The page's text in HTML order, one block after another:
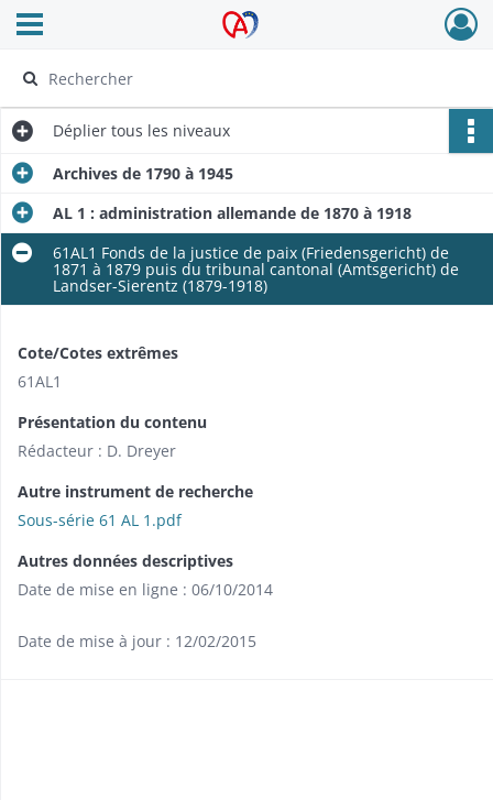
Archives Alsace - Colmar
Ouvrir le menu déroulant
Déplier tous les niveaux
Archives de 1790 à 1945
AL 1 : administration allemande de 1870 à 1918
61AL1 Fonds de la justice de paix (Friedensgericht) de
1871 à 1879 puis du tribunal cantonal (Amtsgericht) de
Landser-Sierentz (1879-1918)
Cote/Cotes extrêmes
61AL1
Présentation du contenu
Rédacteur : D. Dreyer
Autre instrument de recherche
Sous-série 61 AL 1.pdf
Autres données descriptives
Date de mise en ligne : 06/10/2014
Date de mise à jour : 12/02/2015